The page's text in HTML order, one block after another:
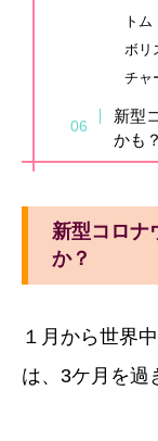
ト
ボリ
チャ
新型
かも？
新型コロナ
か？
１月から世界
は、3ケ月を過